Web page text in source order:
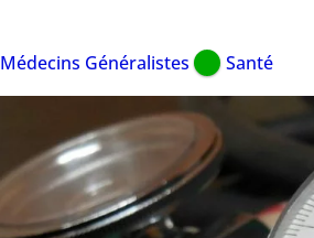
Médecins Généralistes Santé